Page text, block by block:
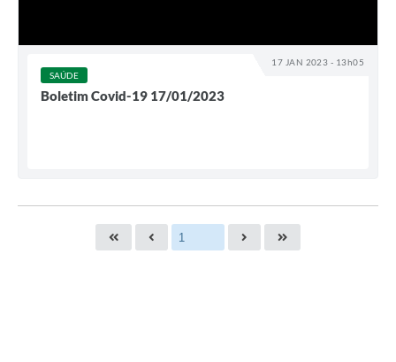
17 JAN 2023 - 13h05
SAÚDE
Boletim Covid-19 17/01/2023